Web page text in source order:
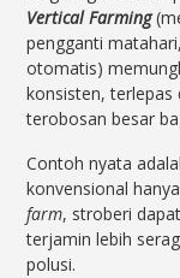
Vertical Farming
pengganti
otomatis)
konsisten, terlepas
terobosan besar
Contoh nyata
konvensional
farm, stroberi
terjamin lebih
polusi.